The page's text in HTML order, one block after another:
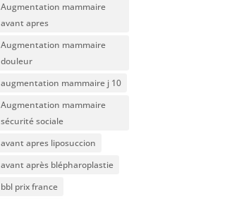
Augmentation mammaire
avant apres
Augmentation mammaire
douleur
augmentation mammaire j 10
Augmentation mammaire
sécurité sociale
avant apres liposuccion
avant après blépharoplastie
bbl prix france